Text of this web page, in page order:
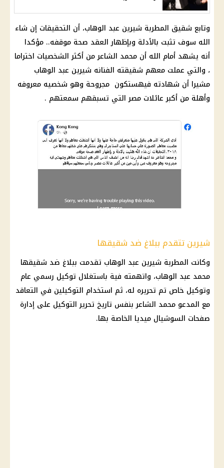
وتابع شقيق المطربة شيرين عبد الوهاب، أن التحقيقات إن شاء
الله سوف تثبت بالأدلة وبإظهار العقد صحة موقفه.. مؤكدا
أنه يشهد أمام الله أن محمد الشاعر من أكثر الشخصيات اختراما
، والتي عملت معهم شقيقته الفنانه شيرين عبد الوهاب
مشيرا أن شهادته فيهستكون مجروحة وهو شخصيه معروفه
وأهلة من أكبر عائلات مصر التي تسبقهم سمعتهم .
شيرين تتقدم ببلاغ ضد شقيقها
وكانت المطربة شيرين عبد الوهاب تقدمت ببلاغ ضد شقيقها
محمد عبد الوهاب، واتهمته فية باستغلال توكيل رسمي عام
وتوكيل خاص تم تحريره له، ثم استخدام التوكيلين في التعاقد
مع المدعو محمد الشاعر بنفس تاريخ تحرير التوكيل على إدارة
صفحات السوشيال ميديا الخاصة بها.